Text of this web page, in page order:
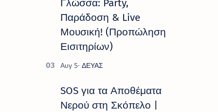
Γλώσσα: Party,
Παράδοση & Live
Μουσική! (Προπώληση
Εισιτηρίων)
SOS για τα Αποθέματα
Νερού στη Σκόπελο |